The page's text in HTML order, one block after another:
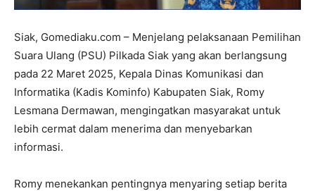
Siak, Gomediaku.com – Menjelang pelaksanaan Pemilihan
Suara Ulang (PSU) Pilkada Siak yang akan berlangsung
pada 22 Maret 2025, Kepala Dinas Komunikasi dan
Informatika (Kadis Kominfo) Kabupaten Siak, Romy
Lesmana Dermawan, mengingatkan masyarakat untuk
lebih cermat dalam menerima dan menyebarkan
informasi.
Romy menekankan pentingnya menyaring setiap berita